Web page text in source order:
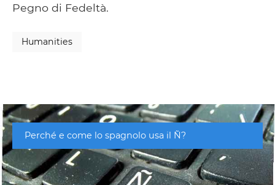
Pegno di Fedeltà.
Humanities
Perché e come lo spagnolo usa il Ñ?